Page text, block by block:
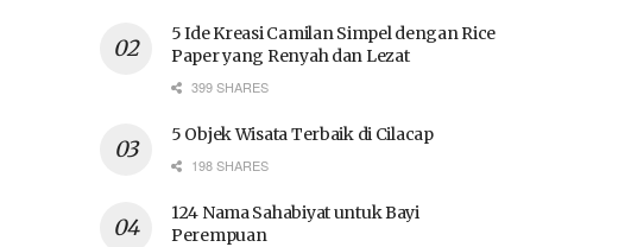
5 Ide Kreasi Camilan Simpel dengan Rice
Paper yang Renyah dan Lezat
399 SHARES
5 Objek Wisata Terbaik di Cilacap
198 SHARES
124 Nama Sahabiyat untuk Bayi
Perempuan